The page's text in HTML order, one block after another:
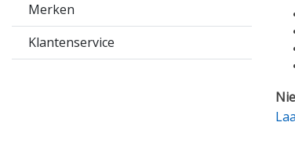
Merken
Klantenservice